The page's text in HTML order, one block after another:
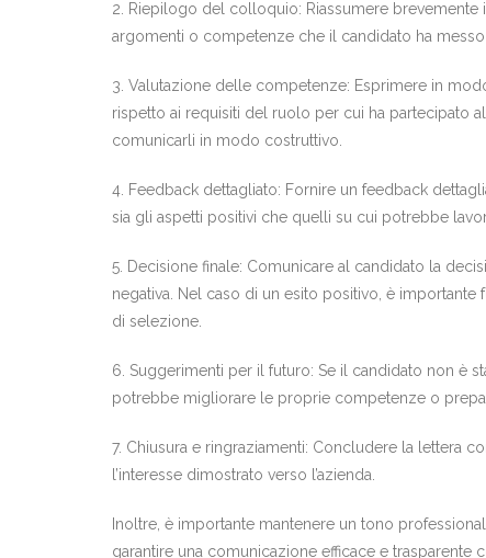
2. Riepilogo del colloquio: Riassumere brevemente
argomenti o competenze che il candidato ha messo
3. Valutazione delle competenze: Esprimere in
rispetto ai requisiti del ruolo per cui ha partecipato
comunicarli in modo costruttivo.
4. Feedback dettagliato: Fornire un feedback
sia gli aspetti positivi che quelli su cui potrebbe
5. Decisione finale: Comunicare al candidato la
negativa. Nel caso di un esito positivo, è
di selezione.
6. Suggerimenti per il futuro: Se il candidato non è
potrebbe migliorare le proprie competenze o
7. Chiusura e ringraziamenti: Concludere la lettera
l’interesse dimostrato verso l’azienda.
Inoltre, è importante mantenere un tono
garantire una comunicazione efficace e trasparente